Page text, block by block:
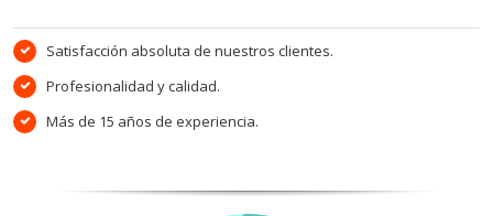
Satisfacción absoluta de nuestros clientes.
Profesionalidad y calidad.
Más de 15 años de experiencia.